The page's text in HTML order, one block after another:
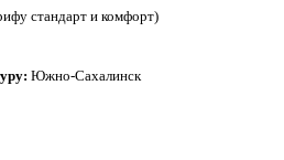
стандарт и комфорт)
Южно-Сахалинск